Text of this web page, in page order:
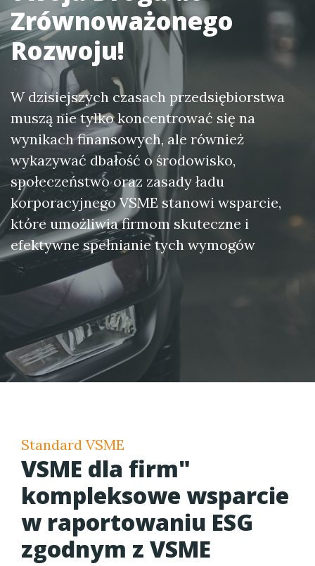
Zrównoważonego
Rozwoju!
W dzisiejszych czasach przedsiębiorstwa
muszą nie tylko koncentrować się na
wynikach finansowych, ale również
wykazywać dbałość o środowisko,
społeczeństwo oraz zasady ładu
korporacyjnego VSME stanowi wsparcie,
które umożliwia firmom skuteczne i
efektywne spełnianie tych wymogów
Standard VSME
VSME dla firm"
kompleksowe wsparcie
w raportowaniu ESG
zgodnym z VSME